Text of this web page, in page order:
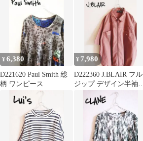
¥6,380
D221620 Paul Smith 総
柄 ワンピース
¥ 7,980
D222360 J.BLAIR フル
ジップ デザイン半袖シ